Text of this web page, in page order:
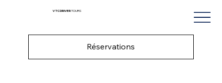
VTC DRIVERTOURS
Réservations